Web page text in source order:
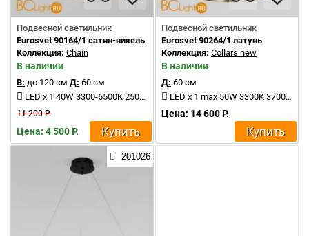
Подвесной светильник
Eurosvet 90164/1 сатин-никель
Коллекция: Chain
В наличии
В: до 120 см Д: 60 см
LED x 1 40W 3300-6500K 2500Lm
11 200 Р.
Цена: 4 500 Р. Купить
Подвесной светильник
Eurosvet 90264/1 латунь
Коллекция: Collars new
В наличии
Д: 60 см
LED x 1 max 50W 3300K 3700Lm
Цена: 14 600 Р.
Купить
201026